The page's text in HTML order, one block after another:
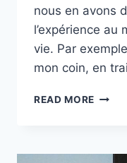
nous en avons
l’expérience au
vie. Par
mon coin, en
READ MORE
ME